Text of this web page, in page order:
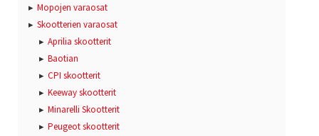
Mopojen varaosat
Skootterien varaosat
Aprilia skootterit
Baotian
CPI skootterit
Keeway skootterit
Minarelli Skootterit
Peugeot skootterit